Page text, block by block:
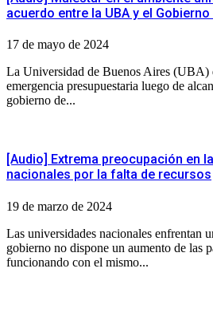
acuerdo entre la UBA y el
17 de mayo de 2024
La Universidad de Buenos Aires (UBA)
emergencia presupuestaria luego de
gobierno de...
[Audio] Extrema preocupación en
nacionales por la falta de recursos
19 de marzo de 2024
Las universidades nacionales enfrentan
gobierno no dispone un aumento de las
funcionando con el mismo...